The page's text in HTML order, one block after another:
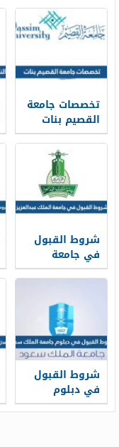
تخصصات جامعة
القصيم بنات
1448 وشروط
القبول
شروط القبول
في جامعة
الملك عبدالعزيز
شروط القبول
في دبلوم
جامعة الملك